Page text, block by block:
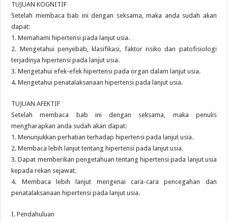
TUJUAN KOGNITIF
Setelah membaca bab ini dengan seksama, maka anda sudah akan
dapat:
1. Memahami hipertensi pada lanjut usia.
2. Mengetahui penyebab, klasifikasi, faktor risiko dan patofisiologi
terjadinya hipertensi pada lanjut usia.
3. Mengetahui efek-efek hipertensi pada organ dalam lanjut usia.
4. Mengetahui penatalaksanaan hipertensi pada lanjut usia.
TUJUAN AFEKTIF
Setelah membaca bab ini dengan seksama, maka penulis
mengharapkan anda sudah akan dapat:
1. Menunjukkan perhatian terhadap hipertensi pada lanjut usia.
2. Membaca lebih lanjut tentang hipertensi pada lanjut usia.
3. Dapat memberikan pengetahuan tentang hipertensi pada lanjut usia
kepada rekan sejawat.
4. Membaca lebih lanjut mengenai cara-cara pencegahan dan
penatalaksanaan hipertensi pada lanjut usia.
I. Pendahuluan